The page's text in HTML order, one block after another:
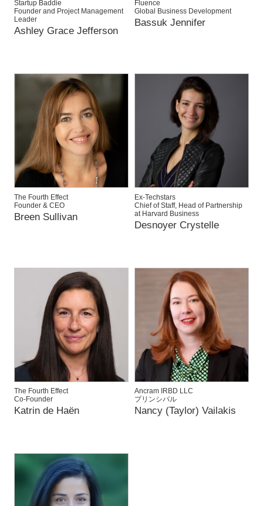
Startup Baddie
Founder and Project Management
Leader
Ashley Grace Jefferson
Fluence
Global Business Development
Bassuk Jennifer
The Fourth Effect
Founder & CEO
Breen Sullivan
Ex-Techstars
Chief of Staff, Head of Partnership
at Harvard Business
Desnoyer Crystelle
The Fourth Effect
Co-Founder
Katrin de Haën
Ancram IRBD LLC
プリンシパル
Nancy (Taylor) Vailakis